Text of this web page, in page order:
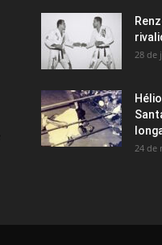
28 de
24 de